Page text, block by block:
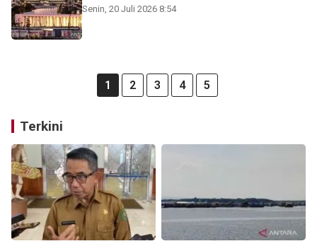
Senin, 20 Juli 2026 8:54
1 2 3 4 5
Terkini